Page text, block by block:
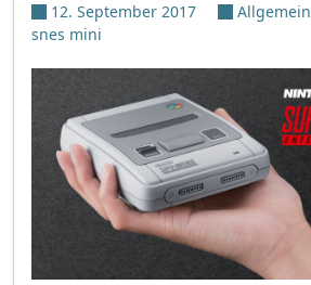
12. September 2017 Allgemein
snes mini